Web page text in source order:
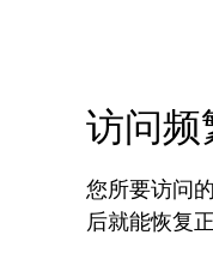
访问频
您所要访问
后就能恢复